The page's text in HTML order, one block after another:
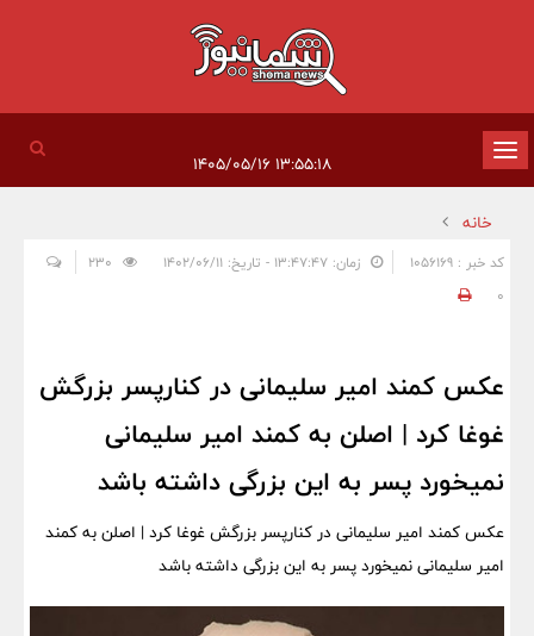
تغییر
وضعیت
ناوبری
۱۳:۵۵:۱۸ ۱۴۰۵/۰۵/۱۶
خانه
کد خبر : 1056169 زمان: ۱۳:۴۷:۴۷ - تاریخ: ۱۴۰۲/۰۶/۱۱
0
عکس کمند امیر سلیمانی در کنارپسر بزرگش
غوغا کرد | اصلن به کمند امیر سلیمانی
نمیخورد پسر به این بزرگی داشته باشد
عکس کمند امیر سلیمانی در کنارپسر بزرگش غوغا کرد | اصلن به کمند
امیر سلیمانی نمیخورد پسر به این بزرگی داشته باشد